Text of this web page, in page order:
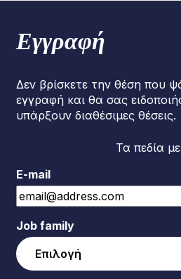
Εγγραφή
Δεν βρίσκετε την θέση που
εγγραφή και θα σας
υπάρξουν διαθέσιμες θέσεις.
Τα πεδία
E-mail
Job family